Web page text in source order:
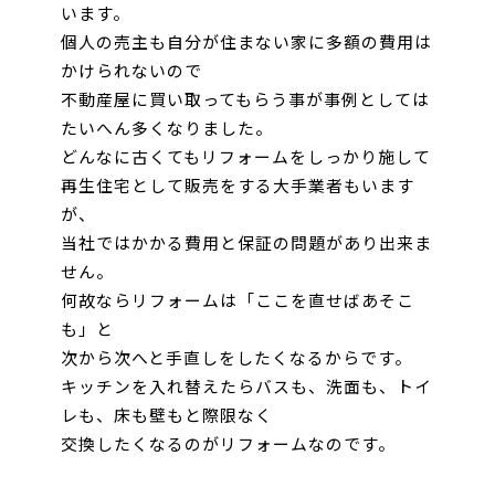
います。
個人の売主も自分が住まない家に多額の費用は
かけられないので
不動産屋に買い取ってもらう 事が事例としては
たいへん多くなりました。
どんなに古くてもリフォームをしっかり施して
再生住宅として販売をする大手業者も います
が、
当社ではかかる費用と保証の問題があり出来ま
せん。
何故ならリフォームは「ここを直せばあそこ
も」と
次から次へと手直しをしたくなるからです。
キッチンを入れ替えたらバスも、洗面も、トイ
レも、床も壁もと際限なく
交換 したくなるのがリフォームなのです。